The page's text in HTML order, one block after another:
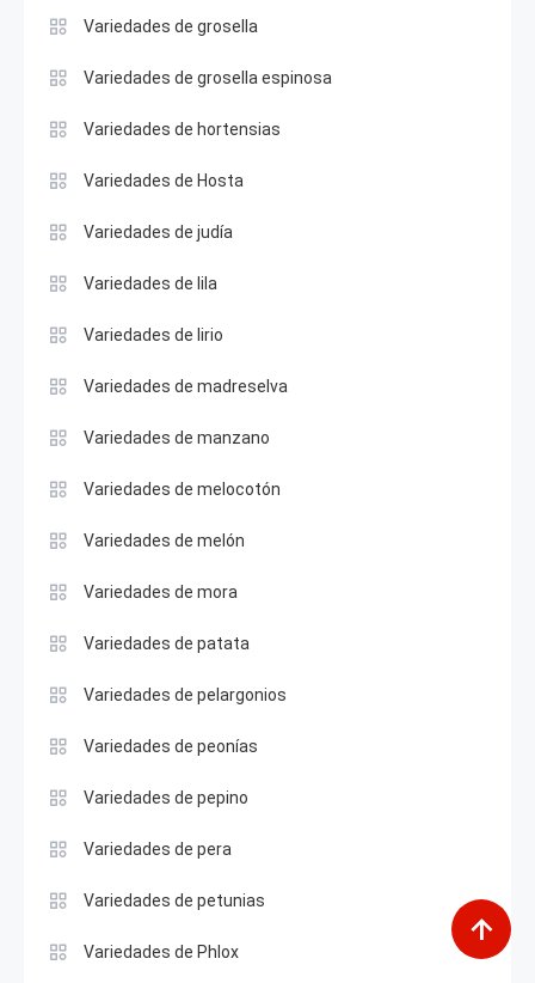
Variedades de grosella
Variedades de grosella espinosa
Variedades de hortensias
Variedades de Hosta
Variedades de judía
Variedades de lila
Variedades de lirio
Variedades de madreselva
Variedades de manzano
Variedades de melocotón
Variedades de melón
Variedades de mora
Variedades de patata
Variedades de pelargonios
Variedades de peonías
Variedades de pepino
Variedades de pera
Variedades de petunias
Variedades de Phlox